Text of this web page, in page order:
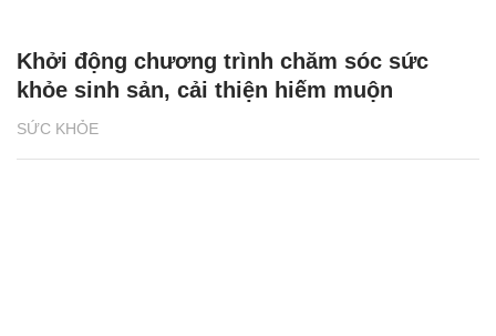
SỨC KHỎE
Khởi động chương trình chăm sóc sức
khỏe sinh sản, cải thiện hiếm muộn